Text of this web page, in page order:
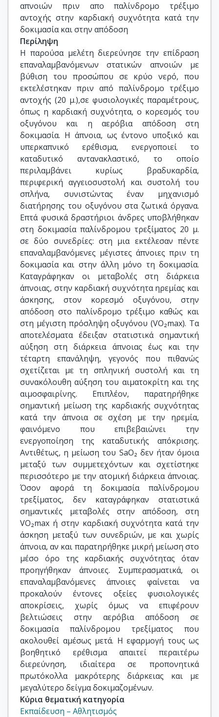
απνοιών πριν απο παλίνδρομο τρέξιμο
αντοχής στην καρδιακή συχνότητα κατά την
δοκιμασία και στην απόδοση
Περίληψη
Η παρούσα μελέτη διερεύνησε την επίδραση
επαναλαμβανόμενων στατικών απνοιών με
βύθιση του προσώπου σε κρύο νερό, που
εκτελέστηκαν πριν από παλίνδρομο τρέξιμο
αντοχής (20 μ.),σε φυσιολογικές παραμέτρους,
όπως η καρδιακή συχνότητα, ο κορεσμός του
οξυγόνου και η αερόβια απόδοση στη
δοκιμασία. Η άπνοια, ως έντονο υποξικό και
υπερκαπνικό ερέθισμα, ενεργοποιεί το
καταδυτικό αντανακλαστικό, το οποίο
περιλαμβάνει κυρίως βραδυκαρδία,
περιφερική αγγειοσυστολή και συστολή του
σπλήνα, συνιστώντας έναν μηχανισμό
διατήρησης του οξυγόνου στα ζωτικά όργανα.
Επτά φυσικά δραστήριοι άνδρες υποβλήθηκαν
στη δοκιμασία παλίνδρομου τρεξίματος 20 μ.
σε δύο συνεδρίες: στη μια εκτέλεσαν πέντε
επαναλαμβανόμενες μέγιστες άπνοιες πριν τη
δοκιμασία και στην άλλη μόνο τη δοκιμασία.
Καταγράφηκαν οι μεταβολές στη διάρκεια
άπνοιας, στην καρδιακή συχνότητα ηρεμίας και
άσκησης, στον κορεσμό οξυγόνου, στην
απόδοση στο παλίνδρομο τρέξιμο καθώς και
στη μέγιστη πρόσληψη οξυγόνου (VO₂max). Τα
αποτελέσματα έδειξαν στατιστικά σημαντική
αύξηση στη διάρκεια άπνοιας έως και την
τέταρτη επανάληψη, γεγονός που πιθανώς
σχετίζεται με τη σπληνική συστολή και τη
συνακόλουθη αύξηση του αιματοκρίτη και της
αιμοσφαιρίνης. Επιπλέον, παρατηρήθηκε
σημαντική μείωση της καρδιακής συχνότητας
κατά την άπνοια σε σχέση με την ηρεμία,
φαινόμενο που επιβεβαιώνει την
ενεργοποίηση της καταδυτικής απόκρισης.
Αντιθέτως, η μείωση του SaO₂ δεν ήταν όμοια
μεταξύ των συμμετεχόντων και σχετίστηκε
περισσότερο με την ατομική διάρκεια άπνοιας.
Όσον αφορά τη δοκιμασία παλίνδρομου
τρεξίματος, δεν καταγράφηκαν στατιστικά
σημαντικές μεταβολές στην απόδοση, στη
VO₂max ή στην καρδιακή συχνότητα κατά την
άσκηση μεταξύ των συνεδριών, με και χωρίς
άπνοια, αν και παρατηρήθηκε μικρή μείωση στο
μέσο όρο της καρδιακής συχνότητας όταν
προηγήθηκαν άπνοιες. Συμπερασματικά, οι
επαναλαμβανόμενες άπνοιες φαίνεται να
προκαλούν έντονες οξείες φυσιολογικές
αποκρίσεις, χωρίς όμως να επιφέρουν
βελτιώσεις στην αερόβια απόδοση σε
δοκιμασία παλίνδρομου τρεξίματος που
ακολουθεί αμέσως μετά. Η εφαρμογή τους ως
βοηθητικό ερέθισμα απαιτεί περαιτέρω
διερεύνηση, ιδιαίτερα σε προπονητικά
πρωτόκολλα μακρότερης διάρκειας και με
μεγαλύτερο δείγμα δοκιμαζομένων.
Κύρια θεματική κατηγορία
Εκπαίδευση – Αθλητισμός